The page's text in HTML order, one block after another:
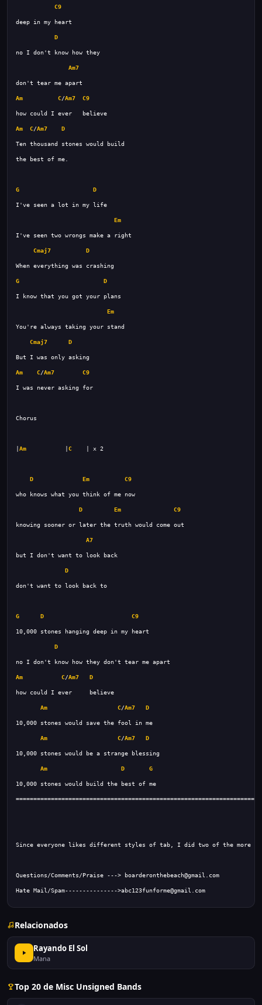
C9
D
Am7
Am C/Am7 C9
Am C/Am7 D
G D
Em
Cmaj7 D
G D
Em
Cmaj7 D
Am C/Am7 C9
Am C
D Em C9
D Em C9
A7
D
G D C9
D
Am C/Am7 D
Am C/Am7 D
Am C/Am7 D
Am D G
Hate Mail/Spam--------------->abc123funforme@gmail.com
Relacionados
Rayando El Sol
Mana
Top 20 de Misc Unsigned Bands